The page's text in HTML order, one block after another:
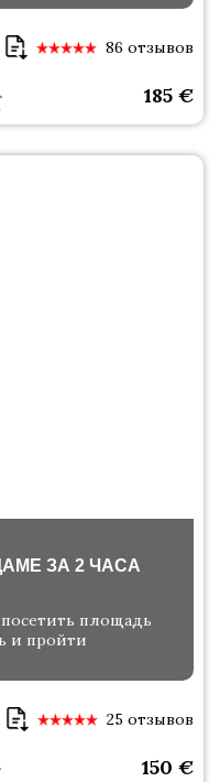
86 отзывов
185 €
ЗА 2 ЧАСА
площадь
и пройти
25 отзывов
150 €